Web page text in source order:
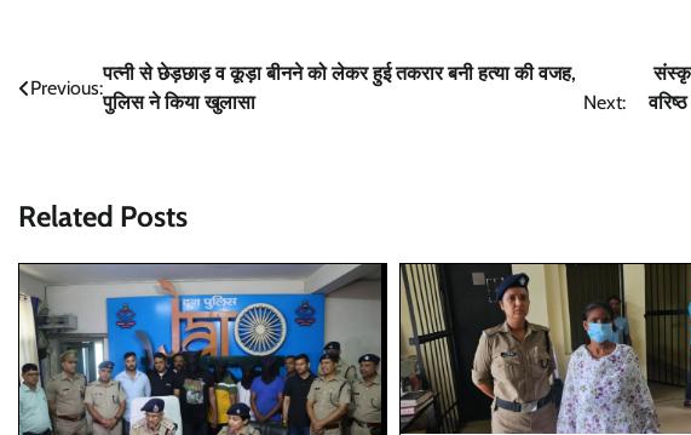
Post
navigation
Previous:
पत्नी से छेड़छाड़ व कूड़ा बीनने को लेकर हुई तकरार बनी हत्या की वजह,
पुलिस ने किया खुलासा
Next:
Related Posts